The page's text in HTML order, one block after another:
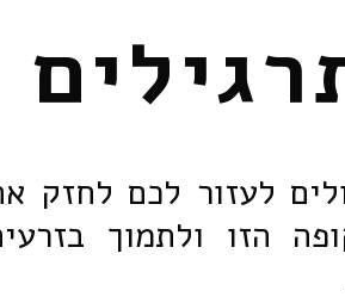
לעזור לכם לחזק
הזו ולתמוך